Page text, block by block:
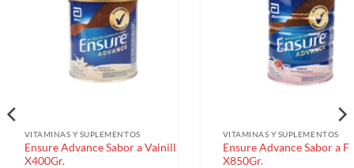
VITAMINAS Y SUPLEMENTOS
Ensure Advance Sabor a Vainilla
X400Gr.
VITAMINAS Y SUPLEMENTOS
Ensure Advance Sabor a
X850Gr.